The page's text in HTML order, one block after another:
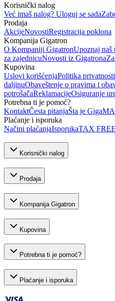
Korisnički nalog
Već imaš nalog? Uloguj se sada
Prodaja
AkcijeNovostiRegistracija poklona
Kompanija Gigatron
O Kompaniji GigatronUpoznaj naš
za zajednicuNovosti iz Gigatrona
Kupovina
Uslovi korišćenjaPolitika privatnosti
daljinuObaveštenje o pravima i
potrošačaReklamacijeOsiguranje
Potrebna ti je pomoć?
KontaktČesta pitanjaŠta je
Plaćanje i isporuka
Načini plaćanjaIsporukaTAX
Korisnički nalog
Prodaja
Kompanija Gigatron
Kupovina
Potrebna ti je pomoć?
Plaćanje i isporuka